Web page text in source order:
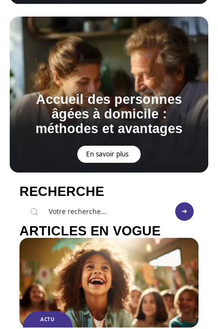
Accueil des personnes
âgées à domicile :
méthodes et avantages
En savoir plus
RECHERCHE
ARTICLES EN VOGUE
ACTU